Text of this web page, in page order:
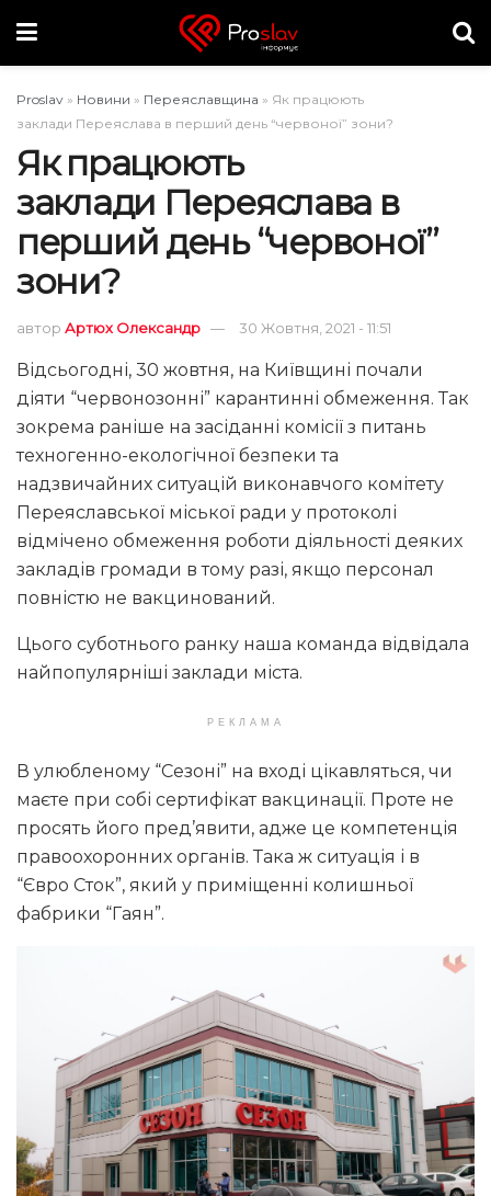
Proslav » Новини » Переяславщина » Як працюють
заклади Переяслава в перший день “червоної” зони?
Як працюють
заклади Переяслава в
перший день “червоної”
зони?
автор Артюх Олександр 30 Жовтня, 2021 - 11:51
Відсьогодні, 30 жовтня, на Київщині почали
діяти “червонозонні” карантинні обмеження. Так
зокрема раніше на засіданні комісії з питань
техногенно-екологічної безпеки та
надзвичайних ситуацій виконавчого комітету
Переяславської міської ради у протоколі
відмічено обмеження роботи діяльності деяких
закладів громади в тому разі, якщо персонал
повністю не вакцинований.
Цього суботнього ранку наша команда відвідала
найпопулярніші заклади міста.
РЕКЛАМА
В улюбленому “Сезоні” на вході цікавляться, чи
маєте при собі сертифікат вакцинації. Проте не
просять його пред’явити, адже це компетенція
правоохоронних органів. Така ж ситуація і в
“Євро Сток”, який у приміщенні колишньої
фабрики “Гаян”.